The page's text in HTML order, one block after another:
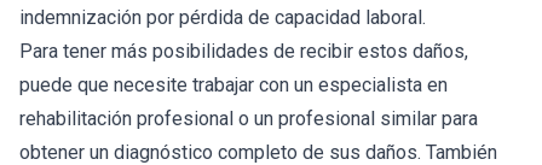
indemnización por pérdida de capacidad laboral.
Para tener más posibilidades de recibir estos daños,
puede que necesite trabajar con un especialista en
rehabilitación profesional o un profesional similar para
obtener un diagnóstico completo de sus daños. También